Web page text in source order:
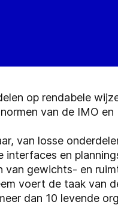
op rendabele
van de IMO en
van losse
en
van gewichts- en
voert de taak van
dan 10 levende